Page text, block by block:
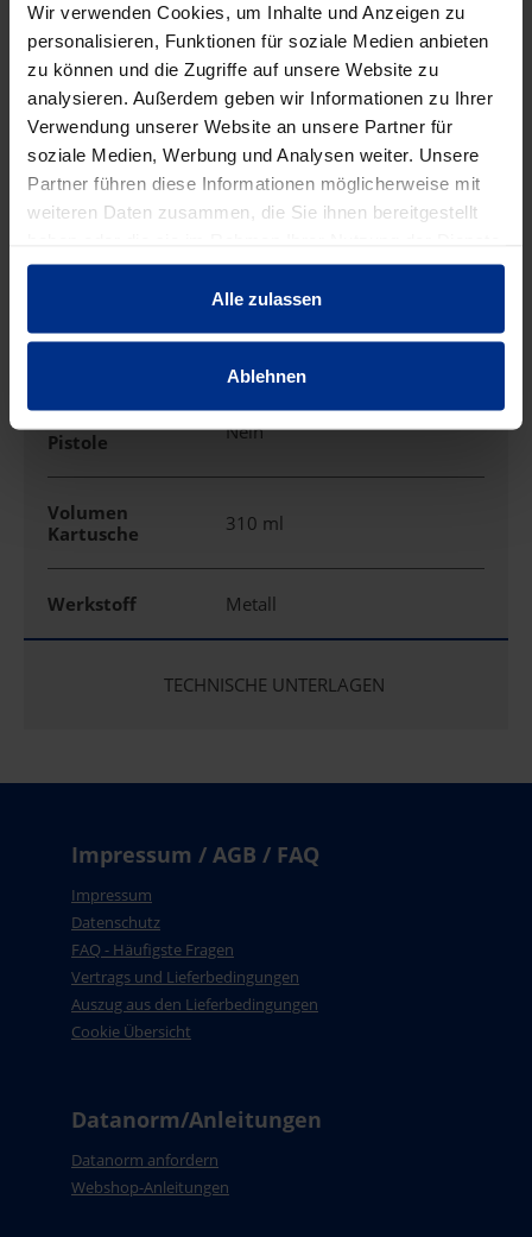
Wir verwenden Cookies, um Inhalte und Anzeigen zu
personalisieren, Funktionen für soziale Medien anbieten
zu können und die Zugriffe auf unsere Website zu
analysieren. Außerdem geben wir Informationen zu Ihrer
Verwendung unserer Website an unsere Partner für
soziale Medien, Werbung und Analysen weiter. Unsere
Partner führen diese Informationen möglicherweise mit
weiteren Daten zusammen, die Sie ihnen bereitgestellt
gesammelt haben.
Alle zulassen
Ablehnen
EIGENSCHAFTEN
Griff klappbar Nein
urchmesser
Max.Kartuschenlä
220 mm
Pistole
Nein
Volumen
Kartusche
310 ml
Werkstoff Metall
TECHNISCHE UNTERLAGEN
Impressum / AGB / FAQ
Impressum
Datenschutz
FAQ - Häufigste Fragen
Vertrags und Lieferbedingungen
Auszug aus den Lieferbedingungen
Cookie Übersicht
Datanorm/Anleitungen
Datanorm anfordern
Webshop-Anleitungen